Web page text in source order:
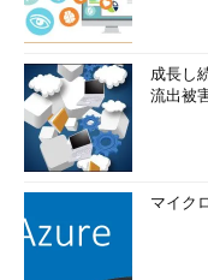
成長し
流出被
マイク